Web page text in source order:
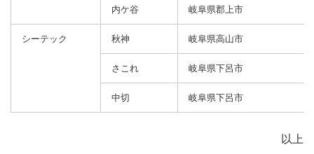
内ケ谷 岐阜県郡上市
シーテック 秋神 岐阜県高山市
さこれ 岐阜県下呂市
中切 岐阜県下呂市
以上